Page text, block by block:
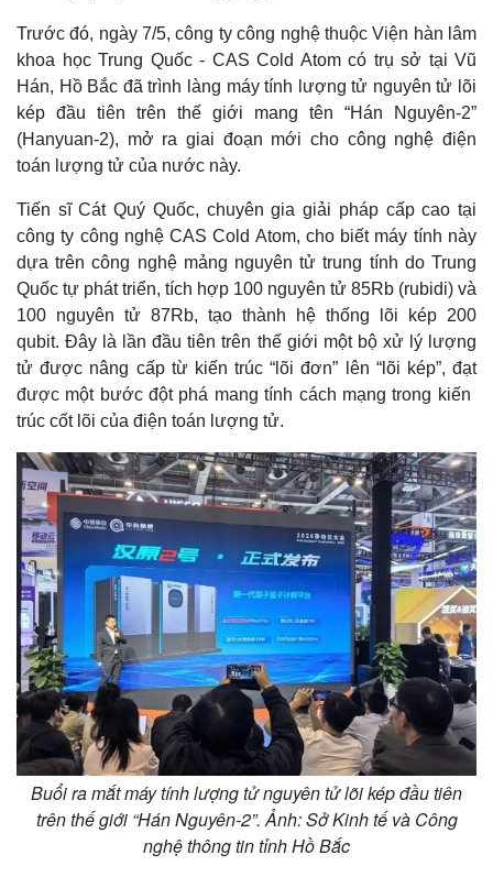
Thế giới
Quan sát
Cuộc sống đó đây
Hồ sơ
Multimedia
Video
Ảnh
E-Magazine
Infographic
Trước đó, ngày 7/5, công ty công nghệ thuộc Viện hàn lâm
khoa học Trung Quốc - CAS Cold Atom có trụ sở tại Vũ
Hán, Hồ Bắc đã trình làng máy tính lượng tử nguyên tử lõi
kép đầu tiên trên thế giới mang tên “Hán Nguyên-2”
(Hanyuan-2), mở ra giai đoạn mới cho công nghệ điện
toán lượng tử của nước này.
Tiến sĩ Cát Quý Quốc, chuyên gia giải pháp cấp cao tại
công ty công nghệ CAS Cold Atom, cho biết máy tính này
dựa trên công nghệ mảng nguyên tử trung tính do Trung
Quốc tự phát triển, tích hợp 100 nguyên tử 85Rb (rubidi) và
100 nguyên tử 87Rb, tạo thành hệ thống lõi kép 200
qubit. Đây là lần đầu tiên trên thế giới một bộ xử lý lượng
tử được nâng cấp từ kiến ​​trúc “lõi đơn” lên “lõi kép”, đạt
được một bước đột phá mang tính cách mạng trong kiến ​​
trúc cốt lõi của điện toán lượng tử.
Buổi ra mắt máy tính lượng tử nguyên tử lõi kép đầu tiên
trên thế giới “Hán Nguyên-2”. Ảnh: Sở Kinh tế và Công
nghệ thông tin tỉnh Hồ Bắc